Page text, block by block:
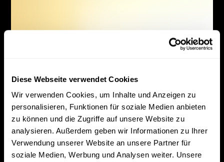
Diese Webseite verwendet Cookies
Wir verwenden Cookies, um Inhalte und Anzeigen zu
personalisieren, Funktionen für soziale Medien anbieten
zu können und die Zugriffe auf unsere Website zu
analysieren. Außerdem geben wir Informationen zu Ihrer
Verwendung unserer Website an unsere Partner für
soziale Medien, Werbung und Analysen weiter. Unsere